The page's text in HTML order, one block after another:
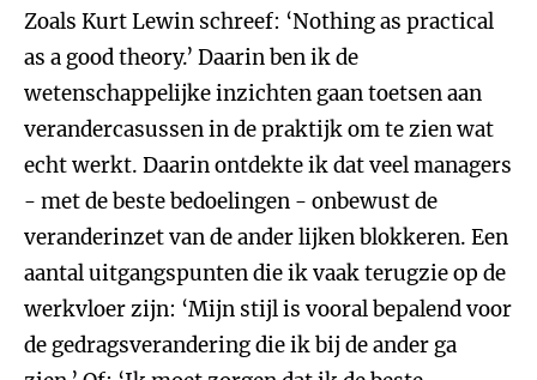
Zoals Kurt Lewin schreef: ‘Nothing as practical
as a good theory.’ Daarin ben ik de
wetenschappelijke inzichten gaan toetsen aan
verandercasussen in de praktijk om te zien wat
echt werkt. Daarin ontdekte ik dat veel managers
- met de beste bedoelingen - onbewust de
veranderinzet van de ander lijken blokkeren. Een
aantal uitgangspunten die ik vaak terugzie op de
werkvloer zijn: ‘Mijn stijl is vooral bepalend voor
de gedragsverandering die ik bij de ander ga